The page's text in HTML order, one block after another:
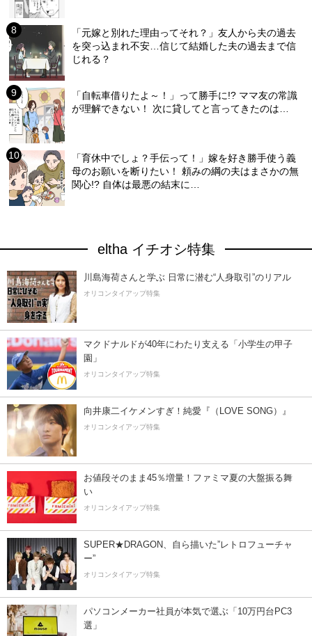
「元嫁と別れた理由ってそれ？」友人から夫の過去
を突っ込まれ不安…信じて結婚した夫の過去まで信
じれる？
「自転車借りたよ～！」って勝手に!? ママ友の常識
が理解できない！ 次に貸してと言ってきたのは…
「育休中でしょ？手伝って！」嫁を好き勝手使う義
母のお願いを断りたい！ 頼みの綱の夫はまさかの無
関心!? 自体は最悪の結末に…
eltha イチオシ特集
川島海荷さんと学ぶ 日常に潜む“人身取引”のリアル
オリコンタイアップ特集
マクドナルドが40年にわたり支える「小学生の甲子
園」
オリコンタイアップ特集
向井康二イケメンすぎ！純愛『（LOVE SONG）』
オリコンタイアップ特集
お値段そのまま45％増量！ファミマ夏の大盤振る舞
い
オリコンタイアップ特集
SUPER★DRAGON、自ら描いた”レトロフューチャ
ー”
オリコンタイアップ特集
パソコンメーカー社員が本気で選ぶ「10万円台PC3
選」